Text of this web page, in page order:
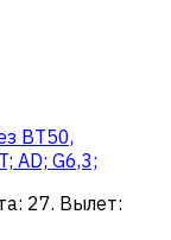
BT50,
AD; G6,3;
: 27. Вылет: